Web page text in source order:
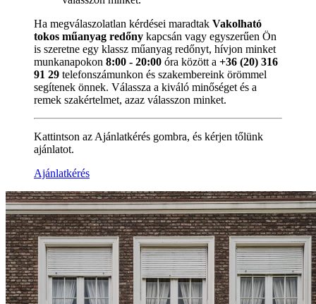
Ha megválaszolatlan kérdései maradtak Vakolható
tokos műanyag redőny kapcsán vagy egyszerűen Ön
is szeretne egy klassz műanyag redőnyt, hívjon minket
munkanapokon 8:00 - 20:00 óra között a +36 (20) 316
91 29 telefonszámunkon és szakembereink örömmel
segítenek önnek. Válassza a kiváló minőséget és a
remek szakértelmet, azaz válasszon minket.
Kattintson az Ajánlatkérés gombra, és kérjen tőlünk
ajánlatot.
Ajánlatkérés